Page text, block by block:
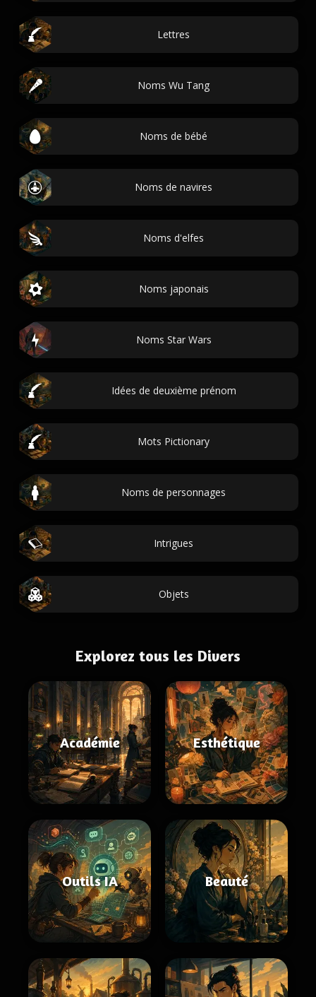
Lettres
Noms Wu Tang
Noms de bébé
Noms de navires
Noms d'elfes
Noms japonais
Noms Star Wars
Idées de deuxième prénom
Mots Pictionary
Noms de personnages
Intrigues
Objets
Explorez tous les Divers
Académie Esthétique
Outils IA Beauté